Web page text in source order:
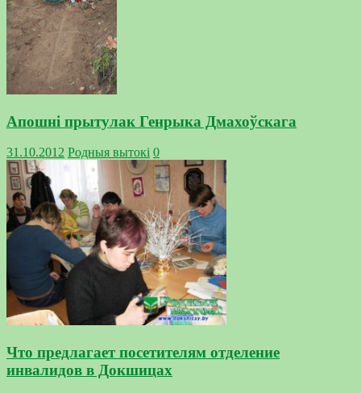
Апошні прытулак Генрыка Дмахоўскага
31.10.2012 Родныя вытокi 0
Что предлагает посетителям отделение
инвалидов в Докшицах